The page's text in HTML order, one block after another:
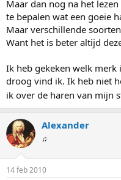
Maar dan nog na het
te bepalen wat een goeie
Maar verschillende
Want het is beter altijd
Ik heb gekeken welk merk
droog vind ik. Ik heb niet
ik over de haren van mijn
Alexander
♫
14 feb 2010